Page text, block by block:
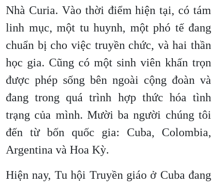
Nhà Curia. Vào thời điểm hiện tại, có tám
linh mục, một tu huynh, một phó tế đang
chuẩn bị cho việc truyền chức, và hai thần
học gia. Cũng có một sinh viên khấn trọn
được phép sống bên ngoài cộng đoàn và
đang trong quá trình hợp thức hóa tình
trạng của mình. Mười ba người chúng tôi
đến từ bốn quốc gia: Cuba, Colombia,
Argentina và Hoa Kỳ.
Hiện nay, Tu hội Truyền giáo ở Cuba đang